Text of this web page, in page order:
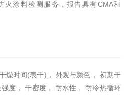
火涂料检测服务，报告具有CMA和
燥时间(表干)， 外观与颜色， 初期干
度， 干密度， 耐水性， 耐冷热循环